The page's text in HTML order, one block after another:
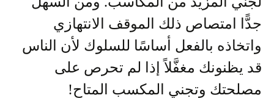
جدًّا امتصاص ذلك الموقف الانتهازي
واتخاذه بالفعل أساسًا للسلوك لأن الناس
قد يظنونك مغفَّلاً إذا لم تحرص على
مصلحتك وتجني المكسب المتاح!